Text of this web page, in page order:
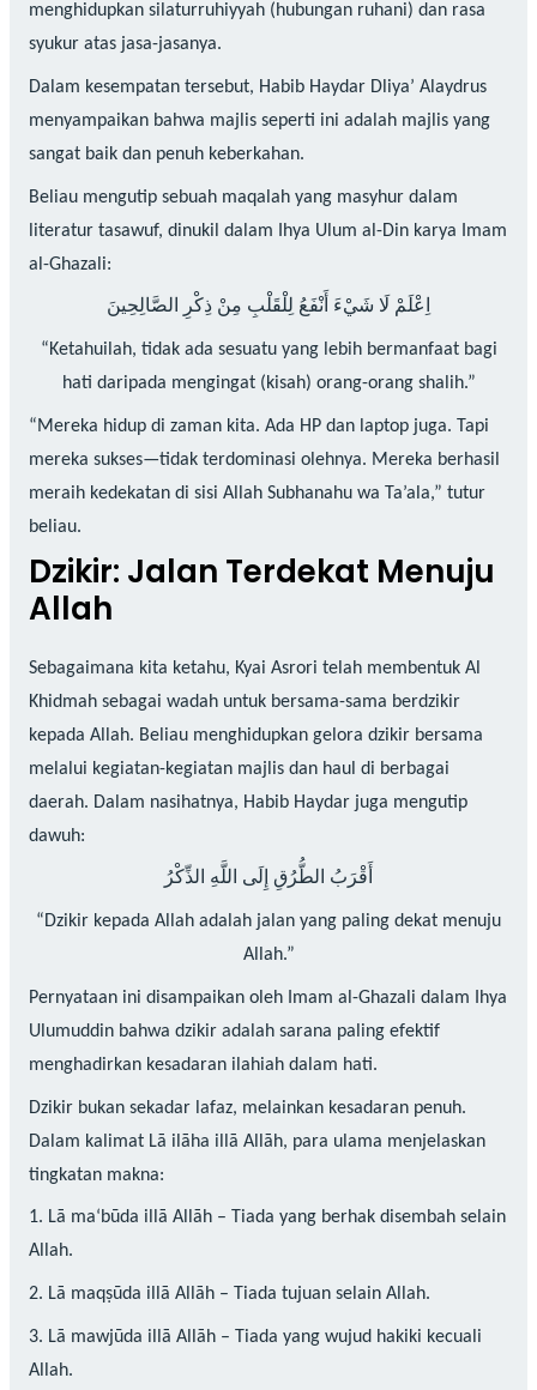
menghidupkan silaturruhiyyah (hubungan ruhani) dan rasa
syukur atas jasa-jasanya.
Dalam kesempatan tersebut, Habib Haydar Dliya’ Alaydrus
menyampaikan bahwa majlis seperti ini adalah majlis yang
sangat baik dan penuh keberkahan.
Beliau mengutip sebuah maqalah yang masyhur dalam
literatur tasawuf, dinukil dalam Ihya Ulum al-Din karya Imam
al-Ghazali:
اِعْلَمْ لَا شَيْءَ أَنْفَعُ لِلْقَلْبِ مِنْ ذِكْرِ الصَّالِحِينَ
“Ketahuilah, tidak ada sesuatu yang lebih bermanfaat bagi
hati daripada mengingat (kisah) orang-orang shalih.”
“Mereka hidup di zaman kita. Ada HP dan laptop juga. Tapi
mereka sukses—tidak terdominasi olehnya. Mereka berhasil
meraih kedekatan di sisi Allah Subhanahu wa Ta’ala,” tutur
beliau.
Dzikir: Jalan Terdekat Menuju
Allah
Sebagaimana kita ketahu, Kyai Asrori telah membentuk Al
Khidmah sebagai wadah untuk bersama-sama berdzikir
kepada Allah. Beliau menghidupkan gelora dzikir bersama
melalui kegiatan-kegiatan majlis dan haul di berbagai
daerah. Dalam nasihatnya, Habib Haydar juga mengutip
dawuh:
أَقْرَبُ الطُّرُقِ إِلَى اللَّهِ الذِّكْرُ
“Dzikir kepada Allah adalah jalan yang paling dekat menuju
Allah.”
Pernyataan ini disampaikan oleh Imam al-Ghazali dalam Ihya
Ulumuddin bahwa dzikir adalah sarana paling efektif
menghadirkan kesadaran ilahiah dalam hati.
Dzikir bukan sekadar lafaz, melainkan kesadaran penuh.
Dalam kalimat Lā ilāha illā Allāh, para ulama menjelaskan
tingkatan makna:
1. Lā ma‘būda illā Allāh – Tiada yang berhak disembah selain
Allah.
2. Lā maqṣūda illā Allāh – Tiada tujuan selain Allah.
3. Lā mawjūda illā Allāh – Tiada yang wujud hakiki kecuali
Allah.